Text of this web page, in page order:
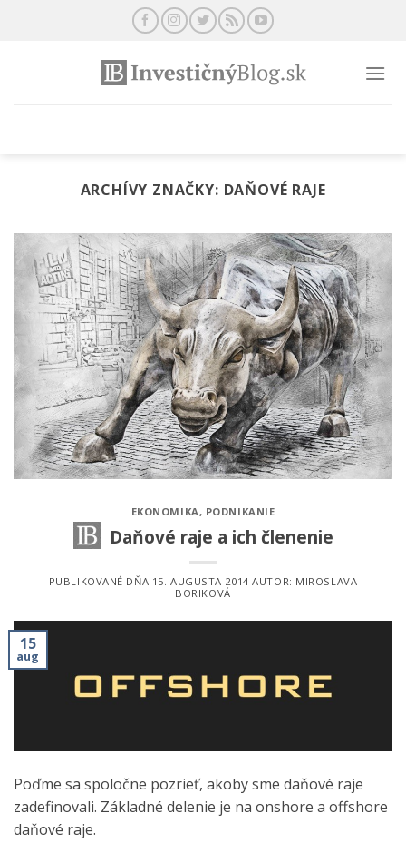
ARCHÍVY ZNAČKY: DAŇOVÉ RAJE
EKONOMIKA, PODNIKANIE
Daňové raje a ich členenie
PUBLIKOVANÉ DŇA 15. AUGUSTA 2014AUTOR: MIROSLAVA
BORIKOVÁ
15
aug
Poďme sa spoločne pozrieť, akoby sme daňové raje
zadefinovali. Základné delenie je na onshore a offshore
daňové raje.